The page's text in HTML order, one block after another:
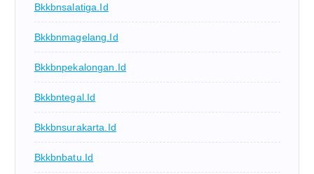
Bkkbnsalatiga.id
Bkkbnmagelang.id
Bkkbnpekalongan.id
Bkkbntegal.id
Bkkbnsurakarta.id
Bkkbnbatu.id